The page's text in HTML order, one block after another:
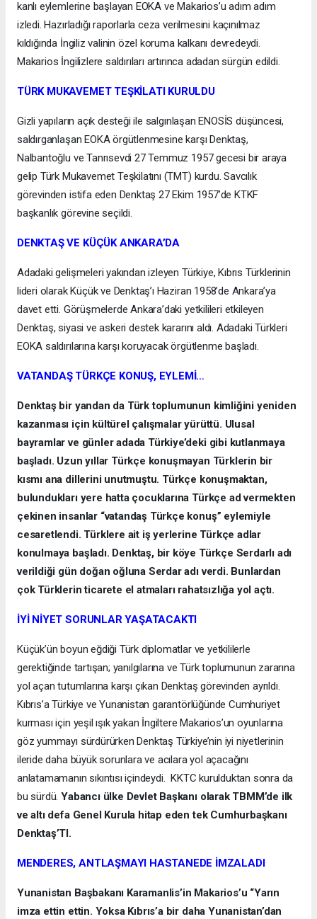
kanlı eylemlerine başlayan EOKA ve Makarios’u adım adım
izledi. Hazırladığı raporlarla ceza verilmesini kaçınılmaz
kıldığında İngiliz valinin özel koruma kalkanı devredeydi.
Makarios İngilizlere saldırıları artırınca adadan sürgün edildi.
TÜRK MUKAVEMET TEŞKİLATI KURULDU
Gizli yapıların açık desteği ile salgınlaşan ENOSİS düşüncesi,
saldırganlaşan EOKA örgütlenmesine karşı Denktaş,
Nalbantoğlu ve Tanrısevdi 27 Temmuz 1957 gecesi bir araya
gelip Türk Mukavemet Teşkilatını (TMT) kurdu. Savcılık
görevinden istifa eden Denktaş 27 Ekim 1957’de KTKF
başkanlık görevine seçildi.
DENKTAŞ VE KÜÇÜK ANKARA’DA
Adadaki gelişmeleri yakından izleyen Türkiye, Kıbrıs Türklerinin
lideri olarak Küçük ve Denktaş’ı Haziran 1958’de Ankara’ya
davet etti. Görüşmelerde Ankara’daki yetkilileri etkileyen
Denktaş, siyasi ve askeri destek kararını aldı. Adadaki Türkleri
EOKA saldırılarına karşı koruyacak örgütlenme başladı.
VATANDAŞ TÜRKÇE KONUŞ, EYLEMİ…
Denktaş bir yandan da Türk toplumunun kimliğini yeniden
kazanması için kültürel çalışmalar yürüttü. Ulusal
bayramlar ve günler adada Türkiye’deki gibi kutlanmaya
başladı. Uzun yıllar Türkçe konuşmayan Türklerin bir
kısmı ana dillerini unutmuştu. Türkçe konuşmaktan,
bulundukları yere hatta çocuklarına Türkçe ad vermekten
çekinen insanlar “vatandaş Türkçe konuş” eylemiyle
cesaretlendi. Türklere ait iş yerlerine Türkçe adlar
konulmaya başladı. Denktaş, bir köye Türkçe Serdarlı adı
verildiği gün doğan oğluna Serdar adı verdi. Bunlardan
çok Türklerin ticarete el atmaları rahatsızlığa yol açtı.
İYİ NİYET SORUNLAR YAŞATACAKTI
Küçük’ün boyun eğdiği Türk diplomatlar ve yetkililerle
gerektiğinde tartışan; yanılgılarına ve Türk toplumunun zararına
yol açan tutumlarına karşı çıkan Denktaş görevinden ayrıldı.
Kıbrıs’a Türkiye ve Yunanistan garantörlüğünde Cumhuriyet
kurması için yeşil ışık yakan İngiltere Makarios’un oyunlarına
göz yummayı sürdürürken Denktaş Türkiye’nin iyi niyetlerinin
ileride daha büyük sorunlara ve acılara yol açacağını
anlatamamanın sıkıntısı içindeydi. KKTC kurulduktan sonra da
bu sürdü.Yabancı ülke Devlet Başkanı olarak TBMM’de ilk
ve altı defa Genel Kurula hitap eden tek Cumhurbaşkanı
Denktaş’TI.
MENDERES, ANTLAŞMAYI HASTANEDE İMZALADI
Yunanistan Başbakanı Karamanlis’in Makarios’u “Yarın
imza ettin ettin. Yoksa Kıbrıs’a bir daha Yunanistan’dan